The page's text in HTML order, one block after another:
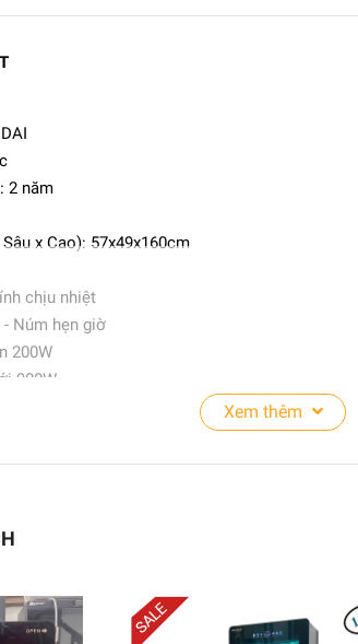
2 năm
x Cao): 57x49x160cm
chịu nhiệt
Núm hẹn giờ
200W
900W
dây truyền công nghệ Hàn Quốc hiện đại
màu đen bảng điều khiển cơ, chỉnh thời gian
độc lập:
Xem thêm
đĩa